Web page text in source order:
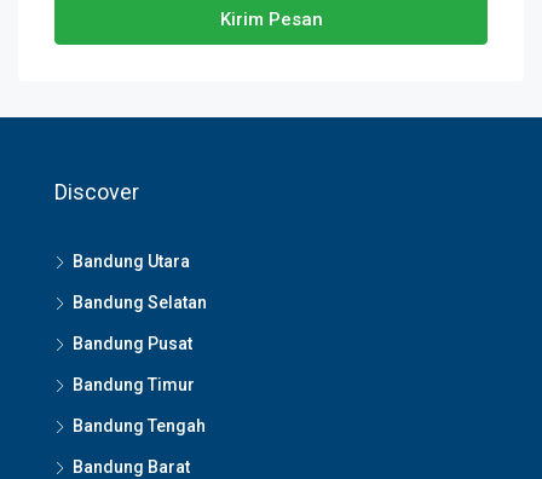
Kirim Pesan
Discover
Bandung Utara
Bandung Selatan
Bandung Pusat
Bandung Timur
Bandung Tengah
Bandung Barat